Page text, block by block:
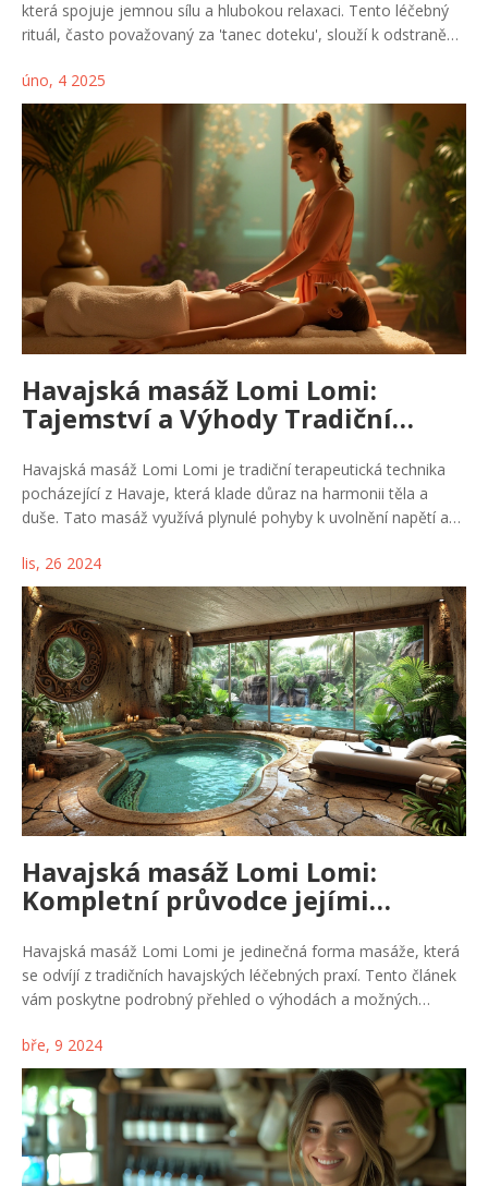
která spojuje jemnou sílu a hlubokou relaxaci. Tento léčebný
rituál, často považovaný za 'tanec doteku', slouží k odstranění
harmonickým tempem, které přináší nejen fyzické uvolnění, ale
i duševní klid. Navštívením zkušeného terapeuta zažijete
jedinečnou cestu k harmonii a vnitřní rovnováze.
úno, 4 2025
Havajská masáž Lomi Lomi:
Tajemství a Výhody Tradiční
Terapie
Havajská masáž Lomi Lomi je tradiční terapeutická technika
pocházející z Havaje, která klade důraz na harmonii těla a
duše. Tato masáž využívá plynulé pohyby k uvolnění napětí a
Naučte se, jak může Lomi Lomi zlepšit vaše fyzické i psychické
zdraví a jaké jsou její hlavní benefity. Součástí článku jsou i
doporučení pro ty, kteří zvažují vyzkoušet tuto neobvyklou
masáž poprvé. Objevte sílu a moudrost staré havajské tradice.
lis, 26 2024
Havajská masáž Lomi Lomi:
Kompletní průvodce jejími
výhodami a možnými nevýhody
Havajská masáž Lomi Lomi je jedinečná forma masáže, která
se odvíjí z tradičních havajských léčebných praxí. Tento článek
vám poskytne podrobný přehled o výhodách a možných
aspekty Havajské masáže Lomi Lomi, včetně její historie,
technik a vlivu na fyzické i psychické zdraví. Nabízíme také
praktické tipy, jak vybrat kvalifikovaného maséra a na co se
připravit před samotnou masáží.
bře, 9 2024